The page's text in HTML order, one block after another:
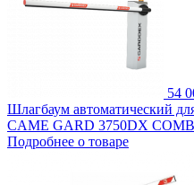
54
Шлагбаум автоматический
CAME GARD 3750DX
Подробнее о товаре